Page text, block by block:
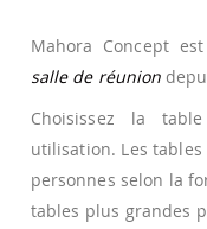
Mahora Concept
salle de réunion
Choisissez la
utilisation. Les
personnes selon la
tables plus grandes